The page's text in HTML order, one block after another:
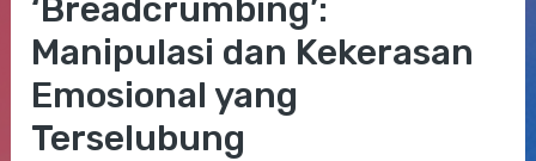
‘Breadcrumbing’:
Manipulasi dan Kekerasan
Emosional yang
Terselubung